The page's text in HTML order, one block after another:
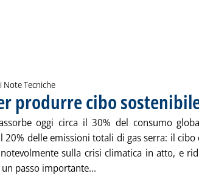
Note Tecniche
produrre cibo
oggi circa il 30% del consumo
20% delle emissioni totali di gas serra: il
sulla crisi climatica in atto, e
passo importante... Leggi tutta la notizia: